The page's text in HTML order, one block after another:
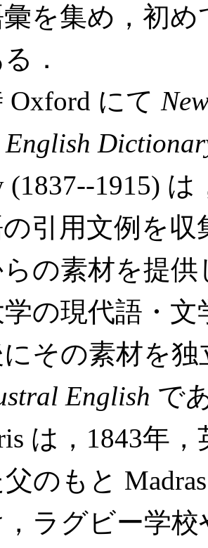
を集め，初
．
にて
English
(1837--1915)
引用文例を
の素材を提
の現代語・
その素材を
English で
は，1843年，
のもと
ラグビー学